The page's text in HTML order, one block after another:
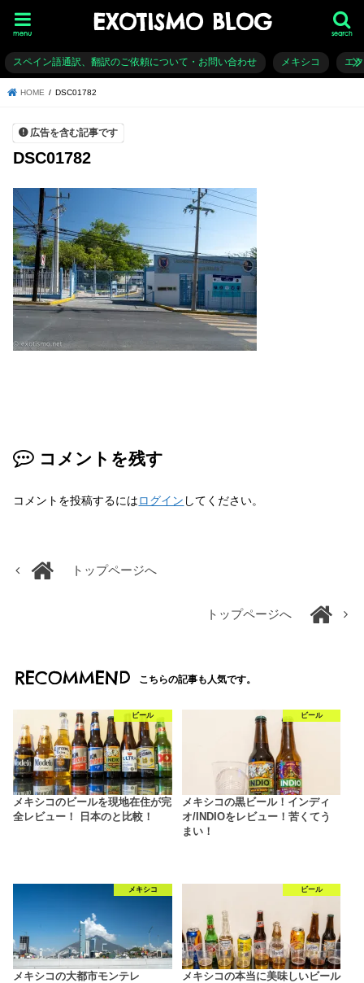
EXOTISMO BLOG search
menu
スペイン語通訳、翻訳のご依頼について・お問い合わせ メキシコ エ
HOME DSC01782
広告を含む記事です
DSC01782
コメントを残す
コメントを投稿するにはログイン してください。
トップページへ
トップページへ
RECOMMEND こちらの記事も人気です。
ビール
メキシコのビールを現地在住が完
全レビュー！ 日本のと比較！
ビール
メキシコの黒ビール！インディ
オ/INDIOをレビュー！苦くてう
まい！
メキシコ
メキシコの大都市モンテレ
ビール
メキシコの本当に美味しいビール